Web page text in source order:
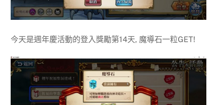
今天是週年慶活動的登入獎勵第14天, 魔導石一粒GET!